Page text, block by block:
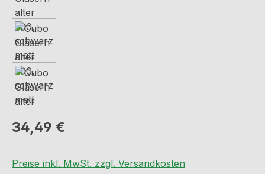
Regulärer Preis:
34,49 €
Preise inkl. MwSt. zzgl. Versandkosten